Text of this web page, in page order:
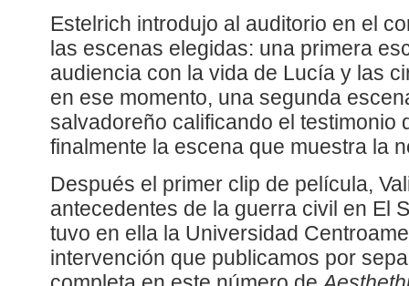
Estelrich introdujo al auditorio en el
las escenas elegidas: una primera
audiencia con la vida de Lucía y las
en ese momento, una segunda
salvadoreño calificando el testimonio
finalmente la escena que muestra la
Después el primer clip de película,
antecedentes de la guerra civil en El
tuvo en ella la Universidad
intervención que publicamos por